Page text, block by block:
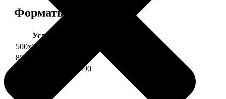
Форматы и цены
Услуга
500х700 глянец
850х600 глянец
5490